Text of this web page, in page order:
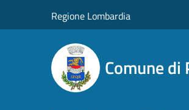
Regione Lombardia
Comune di